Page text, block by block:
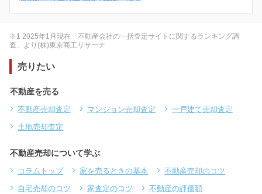
※1 2025年1月現在「不動産会社の一括査定サイトに関するランキング調
査」より(株)東京商工リサーチ
売りたい
不動産を売る
不動産売却査定 マンション売却査定
一戸建て売却査定
土地売却査定
不動産売却について学ぶ
コラムトップ 家を売るときの基本
不動産売却のコツ
自宅売却のコツ
家査定のコツ
不動産の評価額